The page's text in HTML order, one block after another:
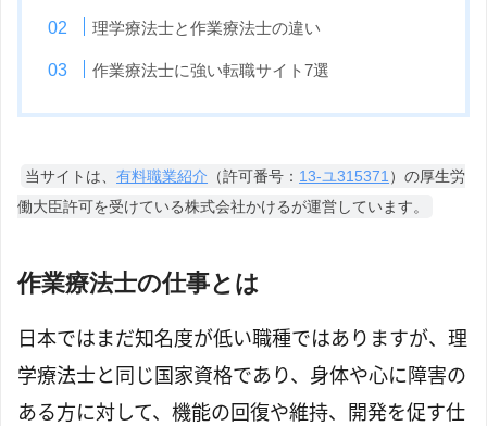
理学療法士と作業療法士の違い
作業療法士に強い転職サイト7選
当サイトは、有料職業紹介 （許可番号： 13-ユ315371 ）の厚生労
働大臣許可を受けている株式会社かけるが運営しています。
作業療法士の仕事とは
日本ではまだ知名度が低い職種ではありますが、理
学療法士と同じ国家資格であり、身体や心に障害の
ある方に対して、機能の回復や維持、開発を促す仕